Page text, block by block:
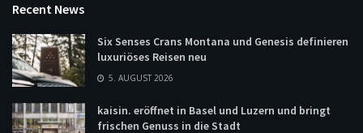
Recent News
Six Senses Crans Montana und Genesis definieren
luxuriöses Reisen neu
5. AUGUST 2026
kaisin. eröffnet in Basel und Luzern und bringt
frischen Genuss in die Stadt